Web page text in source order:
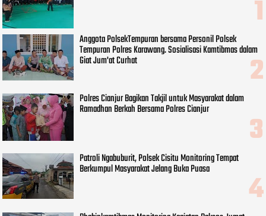
Anggota PolsekTempuran bersama Personil Polsek
Tempuran Polres Karawang. Sosialisasi Kamtibmas dalam
Giat Jum'at Curhat
Polres Cianjur Bagikan Takjil untuk Masyarakat dalam
Ramadhan Berkah Bersama Polres Cianjur
Patroli Ngabuburit, Polsek Cisitu Monitoring Tempat
Berkumpul Masyarakat Jelang Buka Puasa